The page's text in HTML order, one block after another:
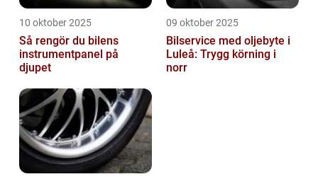
10 oktober 2025
Så rengör du bilens
instrumentpanel på
djupet
09 oktober 2025
Bilservice med oljebyte i
Luleå: Trygg körning i
norr